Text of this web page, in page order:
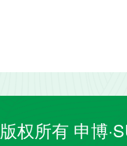
版权所有 申博